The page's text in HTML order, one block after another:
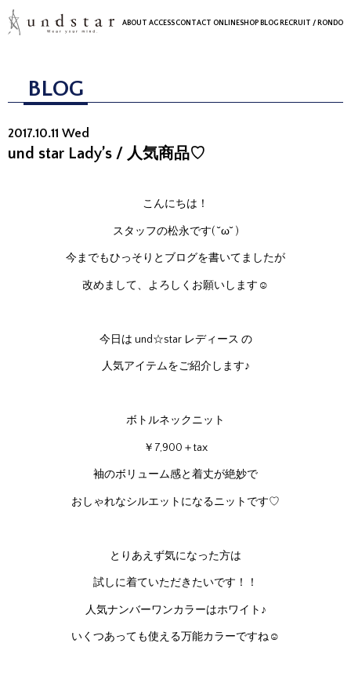
ABOUT ACCESSCONTACT ONLINESHOP BLOG RECRUIT / RONDO
BLOG
2017.10.11 Wed
und star Lady’s / 人気商品♡
こんにちは！
スタッフの松永です( ˘ω˘ )
今までもひっそりとブログを書いてましたが
改めまして、よろしくお願いします☺
今日は und☆star レディース の
人気アイテムをご紹介します♪
ボトルネックニット
￥7,900＋tax
袖のボリューム感と着丈が絶妙で
おしゃれなシルエットになるニットです♡
とりあえず気になった方は
試しに着ていただきたいです！！
人気ナンバーワンカラーはホワイト♪
いくつあっても使える万能カラーですね☺